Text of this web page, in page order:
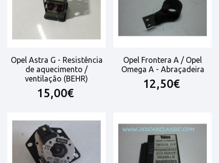
Opel Astra G - Resistência
de aquecimento /
ventilação (BEHR)
15,00€
Opel Frontera A / Opel
Omega A - Abraçadeira
12,50€